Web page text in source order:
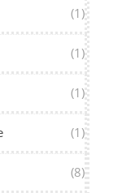
(1)
(1)
(1)
(1)
(8)